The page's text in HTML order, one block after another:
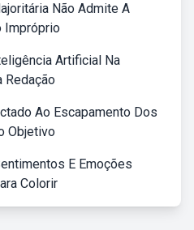
Não Admite A
Impróprio
Artificial Na
Redação
Ao Escapamento Dos
Objetivo
E Emoções
Colorir